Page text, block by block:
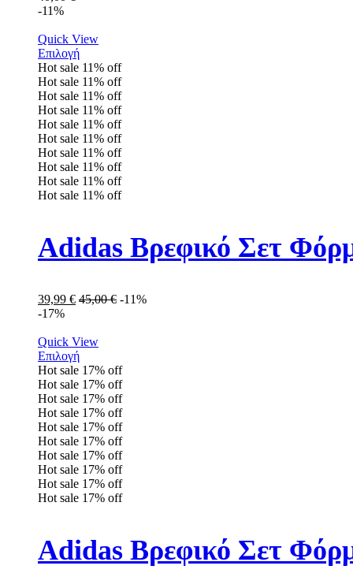
-11%
Quick View
Επιλογή
Hot sale 11% off
Hot sale 11% off
Hot sale 11% off
Hot sale 11% off
Hot sale 11% off
Hot sale 11% off
Hot sale 11% off
Hot sale 11% off
Hot sale 11% off
Hot sale 11% off
Adidas Βρεφικό Σετ
39,99 € 45,00€ -11%
-17%
Quick View
Επιλογή
Hot sale 17% off
Hot sale 17% off
Hot sale 17% off
Hot sale 17% off
Hot sale 17% off
Hot sale 17% off
Hot sale 17% off
Hot sale 17% off
Hot sale 17% off
Hot sale 17% off
Adidas Βρεφικό Σετ